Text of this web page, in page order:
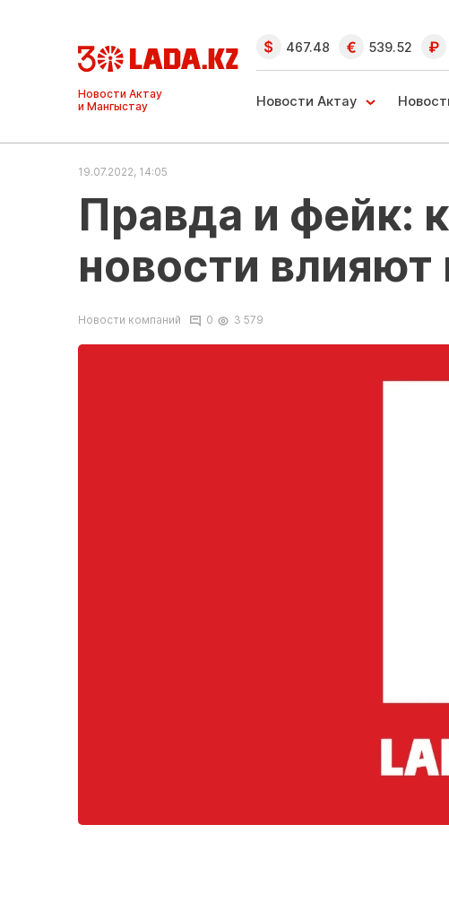
Ақтау және
Манғыстау
жаңалықтары
467.48 539.52
Новости Актау
19.07.2022, 14:05
Правда и фейк:
новости
Новости компаний 0 3 579